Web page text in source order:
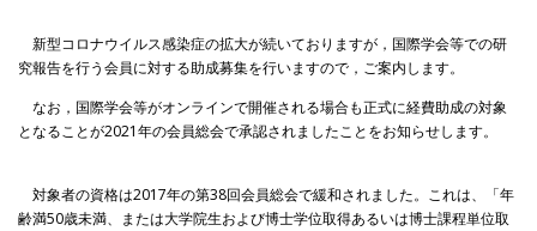
新型コロナウイルス感染症の拡大が続いておりますが，国際学会等での研
究報告を行う会員に対する助成募集を行いますので，ご案内します。
なお，国際学会等がオンラインで開催される場合も正式に経費助成の対象
となることが2021年の会員総会で承認されましたことをお知らせします。
対象者の資格は2017年の第38回会員総会で緩和されました。これは、「年
齢満50歳未満、または大学院生および博士学位取得あるいは博士課程単位取